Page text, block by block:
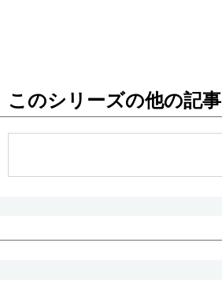
このシリーズの他の記事